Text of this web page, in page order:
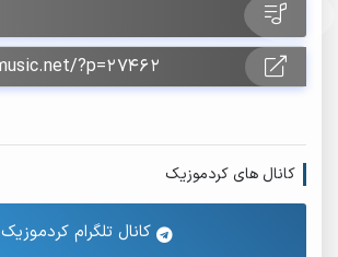
کانال های کردموزیک
کانال تلگرام کردموزیک